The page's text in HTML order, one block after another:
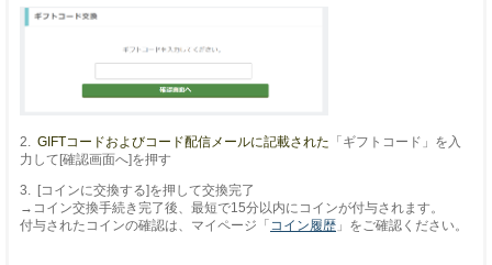
2. GIFTコードおよびコード配信メールに記載された 「ギフトコード」を入
力して[確認画面へ]を押す
3. [コインに交換する]を押して交換完了
→コイン交換手続き完了後、最短で15分以内にコインが付与されます。
付与されたコインの確認は、マイページ「 コイン履歴 」をご確認ください。